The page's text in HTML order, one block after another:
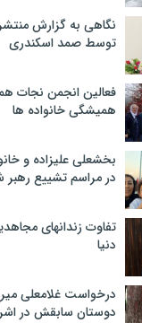
نگاهی به گزارش
توسط صمد اسکندری
فعالین انجمن نجات
همیشگی خانواده ها
بخشعلی علیزاده و
در مراسم تشییع رهبر
تفاوت زندانهای
دنیا
درخواست غلامعلی
دوستان سابقش در